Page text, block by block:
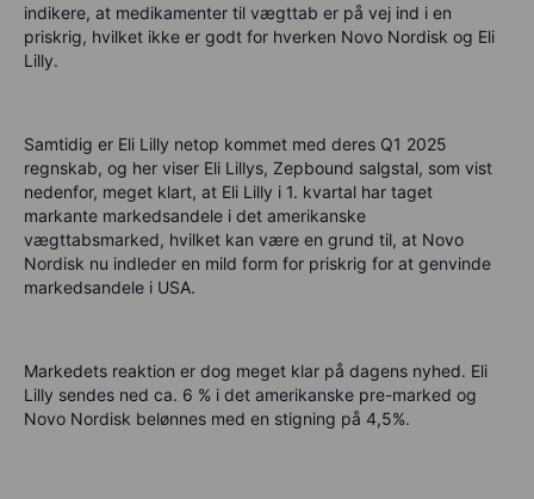
indikere, at medikamenter til vægttab er på vej ind i en
priskrig, hvilket ikke er godt for hverken Novo Nordisk og Eli
Lilly.
Samtidig er Eli Lilly netop kommet med deres Q1 2025
regnskab, og her viser Eli Lillys, Zepbound salgstal, som vist
nedenfor, meget klart, at Eli Lilly i 1. kvartal har taget
markante markedsandele i det amerikanske
vægttabsmarked, hvilket kan være en grund til, at Novo
Nordisk nu indleder en mild form for priskrig for at genvinde
markedsandele i USA.
Markedets reaktion er dog meget klar på dagens nyhed. Eli
Lilly sendes ned ca. 6 % i det amerikanske pre-marked og
Novo Nordisk belønnes med en stigning på 4,5%.